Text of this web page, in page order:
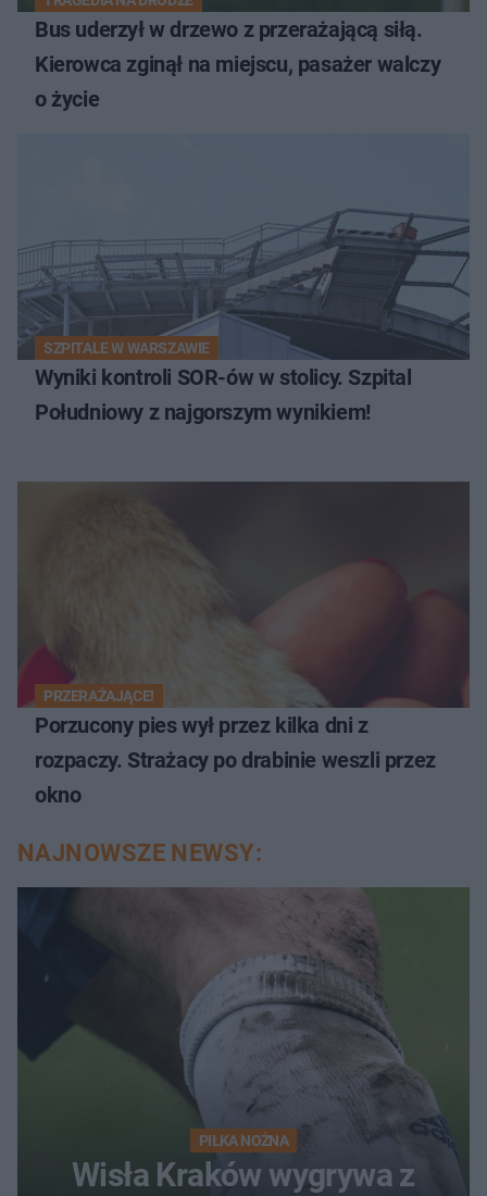
Bus uderzył w drzewo z przerażającą siłą.
Kierowca zginął na miejscu, pasażer walczy
o życie
SZPITALE W WARSZAWIE
Wyniki kontroli SOR-ów w stolicy. Szpital
Południowy z najgorszym wynikiem!
PRZERAŻAJĄCE!
Porzucony pies wył przez kilka dni z
rozpaczy. Strażacy po drabinie weszli przez
okno
NAJNOWSZE NEWSY:
PIŁKA NOŻNA
Wisła Kraków wygrywa z